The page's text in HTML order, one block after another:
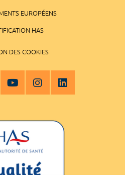
EUROPÉENS
HAS
DES COOKIES